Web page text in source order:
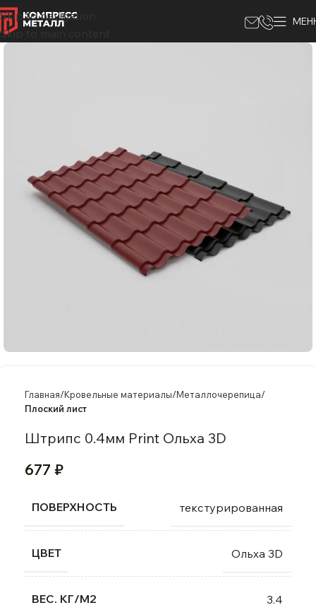
Skip to navigation
Skip to main content
Главная Кровельные материалы Металлочерепица
Плоский лист
Штрипс 0.4мм Print Ольха 3D
677 ₽
ПОВЕРХНОСТЬ текстурированная
ЦВЕТ Ольха 3D
ВЕС. КГ/М2 3.4